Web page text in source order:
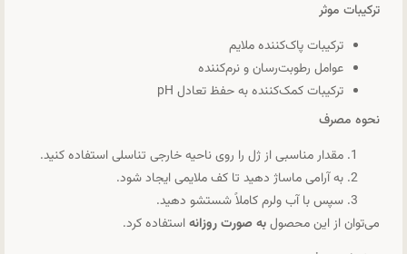
ترکیبات موثر
ترکیبات پاک‌کننده ملایم
عوامل رطوبت‌رسان و نرم‌کننده
ترکیبات کمک‌کننده به حفظ تعادل pH
نحوه مصرف
مقدار مناسبی از ژل را روی ناحیه خارجی تناسلی استفاده کنید.
به آرامی ماساژ دهید تا کف ملایمی ایجاد شود.
سپس با آب ولرم کاملاً شستشو دهید.
می‌توان از این محصولبه صورت روزانهاستفاده کرد.